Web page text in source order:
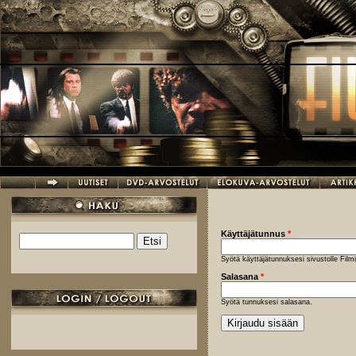
Hyppää pääsisältöön
Hakulomake
Käyttäjätunnus *
Syötä käyttäjätunnuksesi sivustolle
Salasana *
Syötä tunnuksesi salasana.